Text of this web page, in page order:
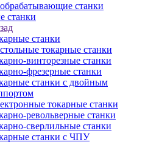
станки
станки
станки
токарные станки
винторезные станки
фрезерные станки
станки с двойным
токарные станки
револьверные станки
сверлильные станки
станки с ЧПУ